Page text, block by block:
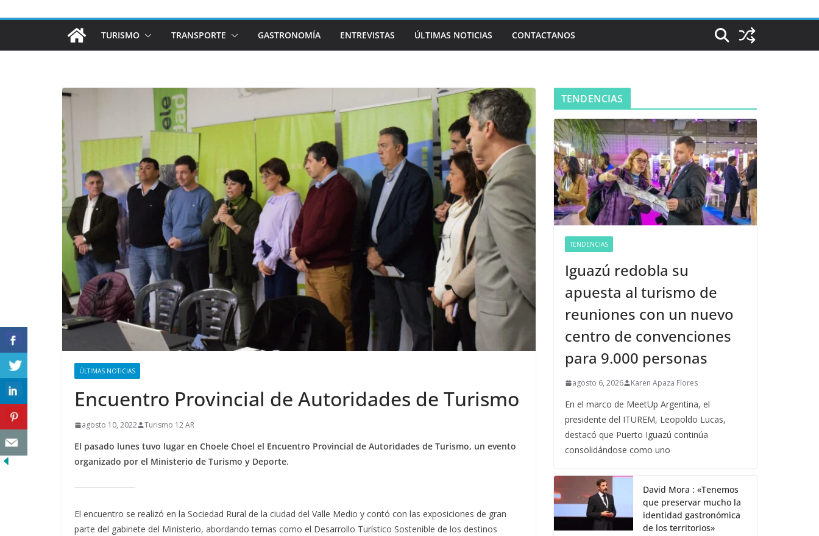
TURISMO TRANSPORTE GASTRONOMÍA ENTREVISTAS ÚLTIMAS NOTICIAS CONTACTANOS
ÚLTIMAS NOTICIAS
Encuentro Provincial de Autoridades de Turismo
agosto 10, 2022 Turismo 12 AR
El pasado lunes tuvo lugar en Choele Choel el Encuentro Provincial de Autoridades de Turismo, un evento
organizado por el Ministerio de Turismo y Deporte.
El encuentro se realizó en la Sociedad Rural de la ciudad del Valle Medio y contó con las exposiciones de gran
parte del gabinete del Ministerio, abordando temas como el Desarrollo Turístico Sostenible de los destinos
TENDENCIAS
TENDENCIAS
Iguazú redobla su
apuesta al turismo de
reuniones con un nuevo
centro de convenciones
para 9.000 personas
agosto 6, 2026 Karen Apaza Flores
En el marco de MeetUp Argentina, el
presidente del ITUREM, Leopoldo Lucas,
destacó que Puerto Iguazú continúa
consolidándose como uno
David Mora : «Tenemos
que preservar mucho la
identidad gastronómica
de los territorios»